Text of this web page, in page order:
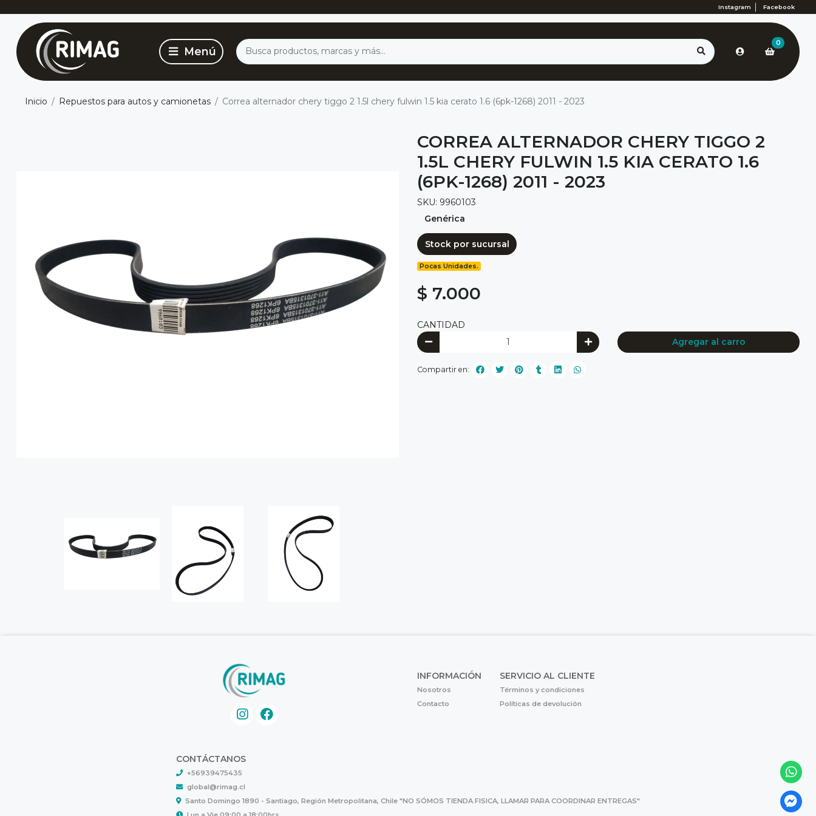
Instagram Facebook
0
Inicio Repuestos para autos y camionetas Correa alternador chery tiggo 2 1.5l chery fulwin 1.5 kia cerato 1.6 (6pk-1268) 2011 - 2023
CORREA ALTERNADOR CHERY TIGGO 2
1.5L CHERY FULWIN 1.5 KIA CERATO 1.6
(6PK-1268) 2011 - 2023
SKU: 9960103
Genérica
Stock por sucursal
Pocas Unidades.
$ 7.000
CANTIDAD
Agregar al carro
Compartir en:
INFORMACIÓN
Nosotros
Contacto
SERVICIO AL CLIENTE
Términos y condiciones
Políticas de devolución
CONTÁCTANOS
+56939475435
global@rimag.cl
Santo Domingo 1890 - Santiago, Región Metropolitana, Chile "NO SÓMOS TIENDA FISICA, LLAMAR PARA COORDINAR ENTREGAS"